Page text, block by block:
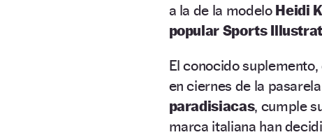
a la de la modelo Heidi
popular Sports
El conocido
en ciernes de la pasarela
paradisiacas, cumple
marca italiana han